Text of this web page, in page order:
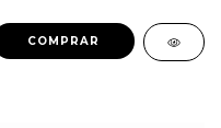
COMPRAR